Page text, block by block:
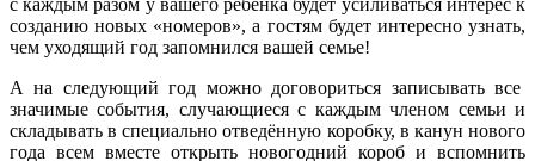
созданию новых «номеров», а гостям будет интересно узнать,
чем уходящий год запомнился вашей семье!
А на следующий год можно договориться записывать все
значимые события, случающиеся с каждым членом семьи и
складывать в специально отведённую коробку, в канун нового
года всем вместе открыть новогодний короб и вспомнить